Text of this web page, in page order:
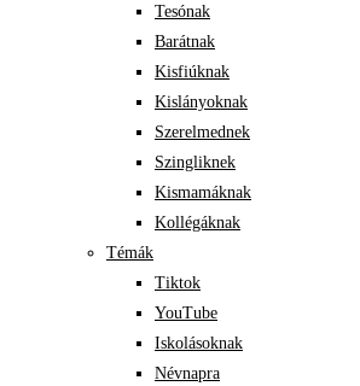
Tesónak
Barátnak
Kisfiúknak
Kislányoknak
Szerelmednek
Szingliknek
Kismamáknak
Kollégáknak
Témák
Tiktok
YouTube
Iskolásoknak
Névnapra